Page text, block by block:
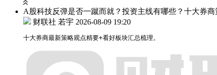
A股科技反弹是否一蹴而就？投资主线有哪些？十大券商
财联社 若宇 2026-08-09 19:20
十大券商最新策略观点精要+看好板块汇总梳理。